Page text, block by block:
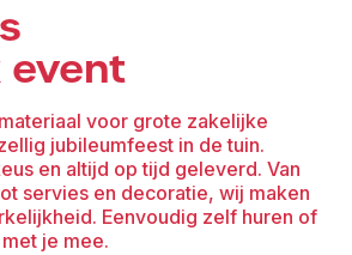
event
voor grote zakelijke
jubileumfeest in de tuin.
en altijd op tijd geleverd. Van
servies en decoratie, wij maken
Eenvoudig zelf huren of
je mee.